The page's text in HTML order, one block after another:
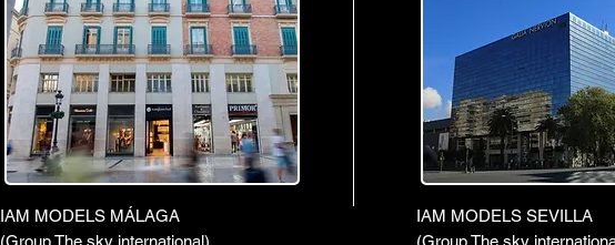
IAM MODELS MÁLAGA
(Group The sky international)
IAM MODELS SEVILLA
(Group The sky